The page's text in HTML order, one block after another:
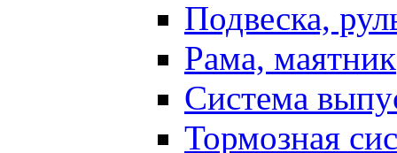
Подвеска,
Рама, маятник
Система
Тормозная